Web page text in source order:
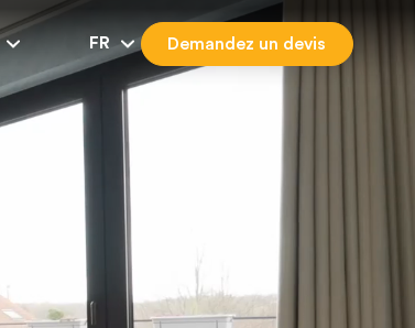
FR Demandez un devis